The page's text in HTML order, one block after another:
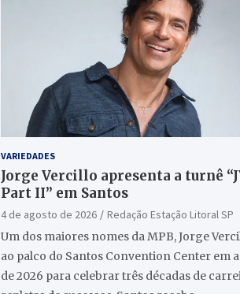
VARIEDADES
Jorge Vercillo apresenta a turnê
Part II” em Santos
4 de agosto de 2026
Redação Estação Litoral SP
Um dos maiores nomes da MPB, Jorge
ao palco do Santos Convention Center em
de 2026 para celebrar três décadas de